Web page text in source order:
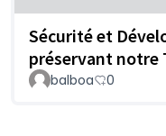
Sécurité et
préservant notre
balboa 0